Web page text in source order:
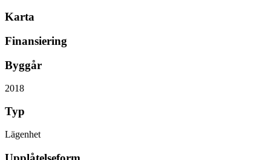
Karta
Finansiering
Byggår
2018
Typ
Lägenhet